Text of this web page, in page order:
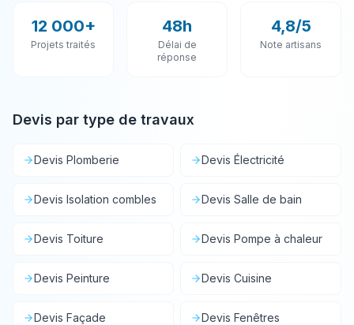
12 000+
Projets traités
48h
Délai de
réponse
4,8/5
Note artisans
Devis par type de travaux
Devis Plomberie Devis Électricité
Devis Isolation combles Devis Salle de bain
Devis Toiture Devis Pompe à chaleur
Devis Peinture Devis Cuisine
Devis Façade Devis Fenêtres